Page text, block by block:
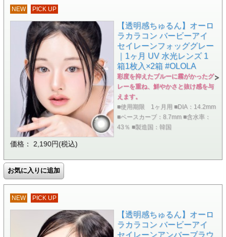
NEW PICK UP
【透明感ちゅるん】オーロ
ラカラコン バービーアイ
セイレーンフォッググレー
｜1ヶ月 UV 水光レンズ 1
箱1枚入×2箱 #OLOLA
彩度を抑えたブルーに霧がかったグ
レーを重ね、鮮やかさと抜け感を与
えます。
■使用期限 1ヶ月用 ■DIA：14.2mm
■ベースカーブ：8.7mm ■含水率：
43％ ■製造国：韓国
価格： 2,190円(税込)
NEW PICK UP
【透明感ちゅるん】オーロ
ラカラコン バービーアイ
セイレーンアンバーブラウ